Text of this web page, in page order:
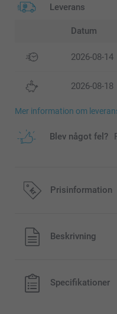
Leverans
Datum
2026-08-14
2026-08-18
Mer information om
Blev något fel?
Prisinformation
Alla priser är i svenska
exklusive porto.
Beskrivning
Specifikationer